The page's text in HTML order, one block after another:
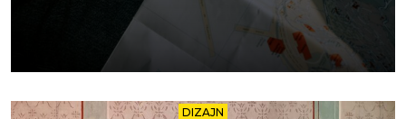
DIZAJN